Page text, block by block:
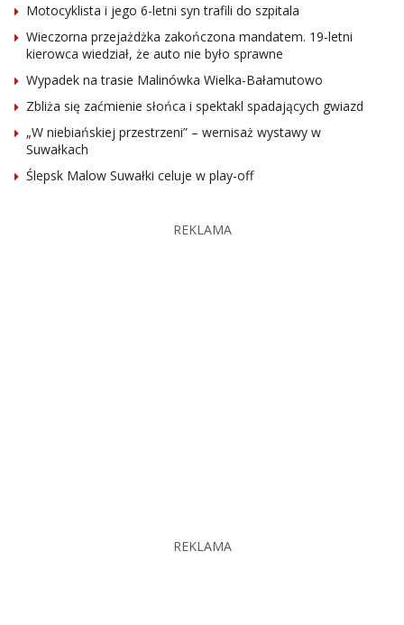
Motocyklista i jego 6-letni syn trafili do szpitala
Wieczorna przejażdżka zakończona mandatem. 19-letni
kierowca wiedział, że auto nie było sprawne
Wypadek na trasie Malinówka Wielka-Bałamutowo
Zbliża się zaćmienie słońca i spektakl spadających gwiazd
„W niebiańskiej przestrzeni” – wernisaż wystawy w
Suwałkach
Ślepsk Malow Suwałki celuje w play-off
REKLAMA
REKLAMA